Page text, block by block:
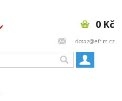
dotaz@efrim.cz
0 Kč